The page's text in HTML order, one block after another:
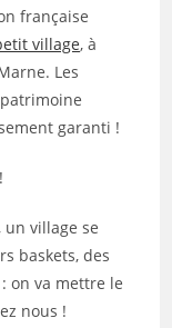
française
village, à
Les
garanti !
village se
baskets, des
on va mettre le
nous !